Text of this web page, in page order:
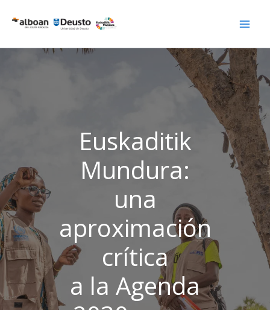
Euskaditik
Mundura:
una
aproximación
crítica
a la Agenda